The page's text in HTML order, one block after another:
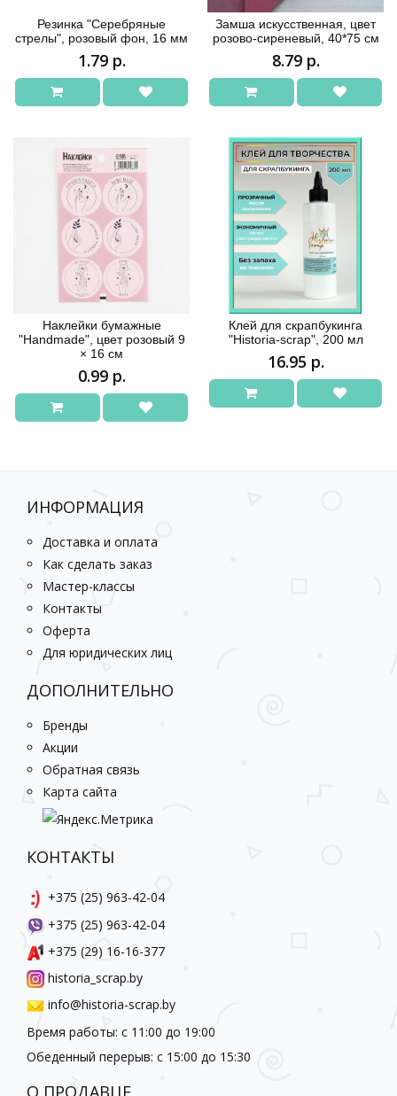
Резинка "Серебряные
стрелы", розовый фон, 16 мм
1.79 р.
Замша искусственная, цвет
розово-сиреневый, 40*75 см
8.79 р.
Наклейки бумажные
"Handmade", цвет розовый 9
× 16 см
0.99 р.
Клей для скрапбукинга
"Historia-scrap", 200 мл
16.95 р.
ИНФОРМАЦИЯ
Доставка и оплата
Как сделать заказ
Мастер-классы
Контакты
Оферта
Для юридических лиц
ДОПОЛНИТЕЛЬНО
Бренды
Акции
Обратная связь
Карта сайта
КОНТАКТЫ
+375 (25) 963-42-04
+375 (25) 963-42-04
+375 (29) 16-16-377
historia_scrap.by
info@historia-scrap.by
Время работы: с 11:00 до 19:00
Обеденный перерыв: с 15:00 до 15:30
О ПРОДАВЦЕ